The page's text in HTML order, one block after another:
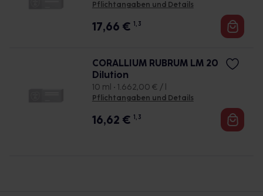
Pflichtangaben und Details
17,66 € 1, 3
CORALLIUM RUBRUM LM 20
Dilution
10 ml • 1.662,00 € / l
Pflichtangaben und Details
16,62 € 1, 3